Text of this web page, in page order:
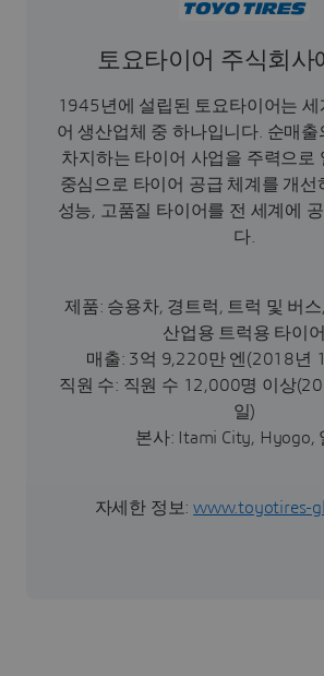
토요타이어 주식회사
1945년에 설립된 토요타이어는 세
어 생산업체 중 하나입니다. 순매
차지하는 타이어 사업을 주력으로
중심으로 타이어 공급 체계를 개선
성능, 고품질 타이어를 전 세계에
다.
제품: 승용차, 경트럭, 트럭 및 버
산업용 트럭용 타이어
매출: 3억 9,220만 엔(2018년
직원 수: 직원 수 12,000명 이상
일)
본사: Itami City, Hyogo,
자세한 정보:www.toyotires-